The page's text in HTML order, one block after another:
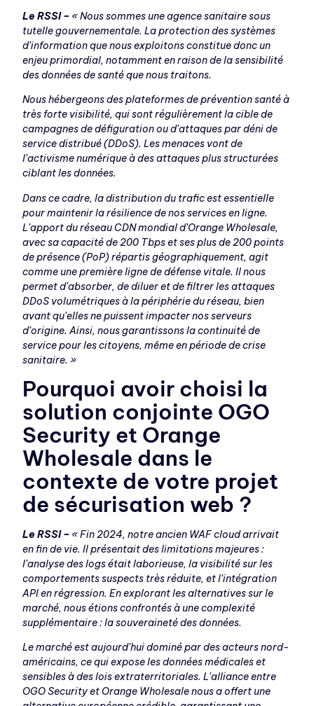
Le RSSI – « Nous sommes une agence sanitaire sous
tutelle gouvernementale. La protection des systèmes
d’information que nous exploitons constitue donc un
enjeu primordial, notamment en raison de la sensibilité
des données de santé que nous traitons.
Nous hébergeons des plateformes de prévention santé à
très forte visibilité, qui sont régulièrement la cible de
campagnes de défiguration ou d’attaques par déni de
service distribué (DDoS). Les menaces vont de
l’activisme numérique à des attaques plus structurées
ciblant les données.
Dans ce cadre, la distribution du trafic est essentielle
pour maintenir la résilience de nos services en ligne.
L’apport du réseau CDN mondial d’Orange Wholesale,
avec sa capacité de 200 Tbps et ses plus de 200 points
de présence (PoP) répartis géographiquement, agit
comme une première ligne de défense vitale. Il nous
permet d’absorber, de diluer et de filtrer les attaques
DDoS volumétriques à la périphérie du réseau, bien
avant qu’elles ne puissent impacter nos serveurs
d’origine. Ainsi, nous garantissons la continuité de
service pour les citoyens, même en période de crise
sanitaire. »
Pourquoi avoir choisi la
solution conjointe OGO
Security et Orange
Wholesale dans le
contexte de votre projet
de sécurisation web ?
Le RSSI – « Fin 2024, notre ancien WAF cloud arrivait
en fin de vie. Il présentait des limitations majeures :
l’analyse des logs était laborieuse, la visibilité sur les
comportements suspects très réduite, et l’intégration
API en régression. En explorant les alternatives sur le
marché, nous étions confrontés à une complexité
supplémentaire : la souveraineté des données.
Le marché est aujourd’hui dominé par des acteurs nord-
américains, ce qui expose les données médicales et
sensibles à des lois extraterritoriales. L’alliance entre
OGO Security et Orange Wholesale nous a offert une